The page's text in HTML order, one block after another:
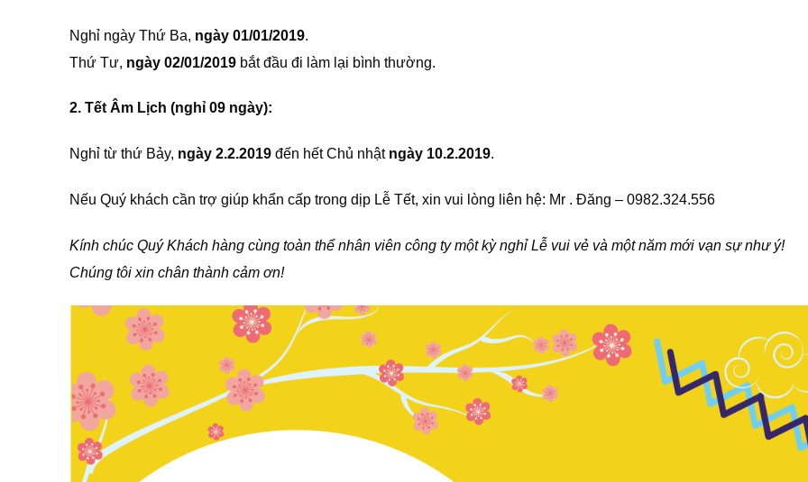
Nghỉ ngày Thứ Ba, ngày 01/01/2019.
Thứ Tư, ngày 02/01/2019 bắt đầu đi làm lại bình thường.
2. Tết Âm Lịch (nghỉ 09 ngày):
Nghỉ từ thứ Bảy, ngày 2.2.2019 đến hết Chủ nhật ngày 10.2.2019.
Nếu Quý khách cần trợ giúp khẩn cấp trong dịp Lễ Tết, xin vui lòng liên hệ: Mr . Đăng – 0982.324.556
Kính chúc Quý Khách hàng cùng toàn thể nhân viên công ty một kỳ nghỉ Lễ vui vẻ và một năm mới vạn sự như ý!
Chúng tôi xin chân thành cảm ơn!